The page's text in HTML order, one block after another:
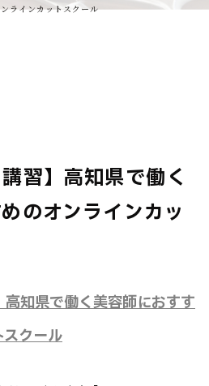
ラインカットスクール
習】高知県で働く
のオンラインカッ
知県で働く美容師におすす
クール